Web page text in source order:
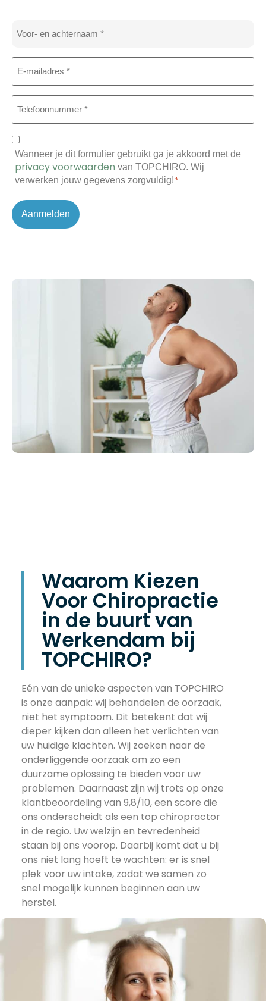
E-
mailadres
Telefoon
Toestemming
*Wanneer je dit formulier gebruikt ga je akkoord met de
privacy voorwaarden van TOPCHIRO. Wij
verwerken jouw gegevens zorgvuldig! *
Waarom Kiezen
Voor Chiropractie
in de buurt van
Werkendam bij
TOPCHIRO?
Eén van de unieke aspecten van TOPCHIRO
is onze aanpak: wij behandelen de oorzaak,
niet het symptoom. Dit betekent dat wij
dieper kijken dan alleen het verlichten van
uw huidige klachten. Wij zoeken naar de
onderliggende oorzaak om zo een
duurzame oplossing te bieden voor uw
problemen. Daarnaast zijn wij trots op onze
klantbeoordeling van 9,8/10, een score die
ons onderscheidt als een top chiropractor
in de regio. Uw welzijn en tevredenheid
staan bij ons voorop. Daarbij komt dat u bij
ons niet lang hoeft te wachten: er is snel
plek voor uw intake, zodat we samen zo
snel mogelijk kunnen beginnen aan uw
herstel.